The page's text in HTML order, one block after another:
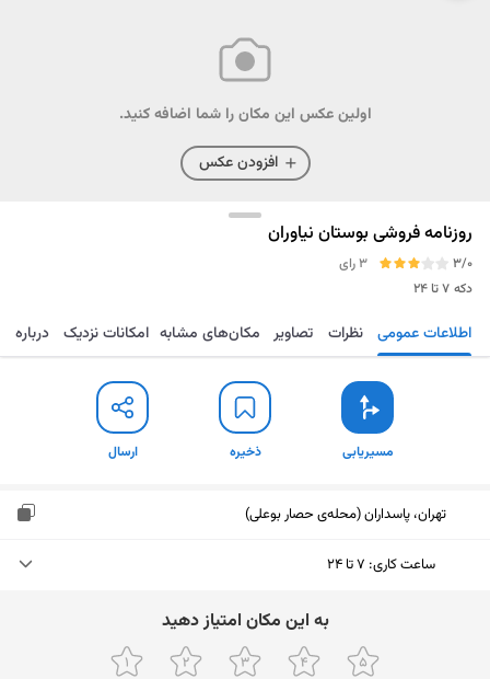
اولین عکس این مکان را شما اضافه کنید.
افزودن عکس
روزنامه فروشی بوستان نیاوران
3/0
3 رای
دکه ۷ تا ۲۴
مسیریابی ذخیره ارسال اطلاعات عمومی نظرات تصاویر مکان‌های مشابه امکانات نزدیک درباره
مسیریابی ذخیره ارسال
تهران، پاسداران (محله‌ی حصار بوعلی)
ساعت کاری: ۷ تا ۲۴
ﺑﻪ اﯾﻦ ﻣﮑﺎن اﻣﺘﯿﺎز دﻫﯿﺪ